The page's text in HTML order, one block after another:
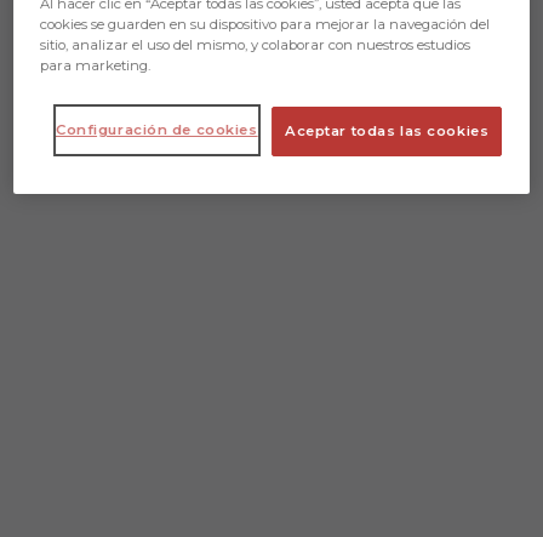
▶️
https://www.youtube.com/channel/UCmEv...
🆇: https://www.x.c
cookies se guarden en su dispositivo para mejorar la navegación del
sitio, analizar el uso del mismo, y colaborar con nuestros estudios
para marketing.
Aceptar todas las cookies
Configuración de cookies